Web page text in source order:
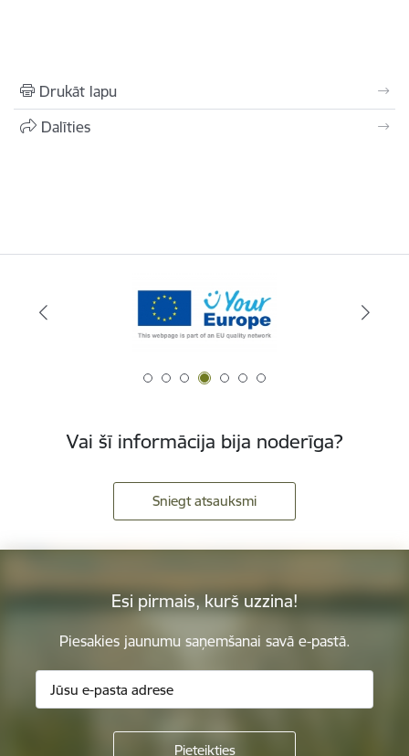
Drukāt lapu
Dalīties
Vai šī informācija bija noderīga?
Sniegt atsauksmi
Esi pirmais, kurš uzzina!
Piesakies jaunumu saņemšanai savā e-pastā.